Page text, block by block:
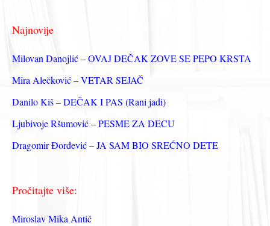
а
з
а
Najnovije
Milovan Danojlić – OVAJ DEČAK ZOVE SE PEPO KRSTA
Mira Alečković – VETAR SEJAČ
Danilo Kiš – DEČAK I PAS (Rani jadi)
Ljubivoje Ršumović – PESME ZA DECU
Dragomir Đorđević – JA SAM BIO SREĆNO DETE
Pročitajte više:
Miroslav Mika Antić